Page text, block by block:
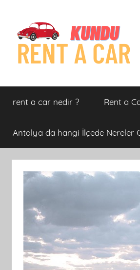
Kundu
Rent
A
Car
Rent
A
Antalya
rent a car nedir ? Rent a
Antalya da hangi İlçede Nereler